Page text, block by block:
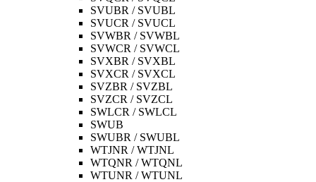
SVUBR / SVUBL
SVUCR / SVUCL
SVWBR / SVWBL
SVWCR / SVWCL
SVXBR / SVXBL
SVXCR / SVXCL
SVZBR / SVZBL
SVZCR / SVZCL
SWLCR / SWLCL
SWUB
SWUBR / SWUBL
WTJNR / WTJNL
WTQNR / WTQNL
WTUNR / WTUNL